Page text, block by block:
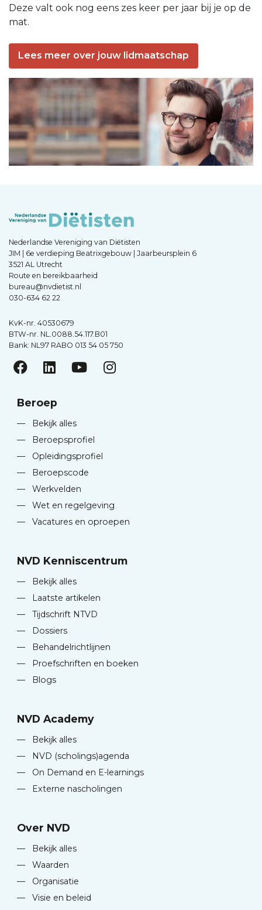
Deze valt ook nog eens zes keer per jaar bij je op de
mat.
Lees meer over jouw lidmaatschap
Nederlandse Vereniging van Diëtisten
JIM | 6e verdieping Beatrixgebouw | Jaarbeursplein 6
3521 AL Utrecht
Route en bereikbaarheid
bureau@nvdietist.nl
030-634 62 22
KvK-nr. 40530679
BTW-nr. NL.0088.54.117.B01
Bank: NL97 RABO 013 54 05 750
Beroep
—
Bekijk alles
—
Beroepsprofiel
—
Opleidingsprofiel
—
Beroepscode
—
Werkvelden
—
Wet en regelgeving
—
Vacatures en oproepen
NVD Kenniscentrum
—
Bekijk alles
—
Laatste artikelen
—
Tijdschrift NTVD
—
Dossiers
—
Behandelrichtlijnen
—
Proefschriften en boeken
—
Blogs
NVD Academy
—
Bekijk alles
—
NVD (scholings)agenda
—
On Demand en E-learnings
—
Externe nascholingen
Over NVD
—
Bekijk alles
—
Waarden
—
Organisatie
—
Visie en beleid